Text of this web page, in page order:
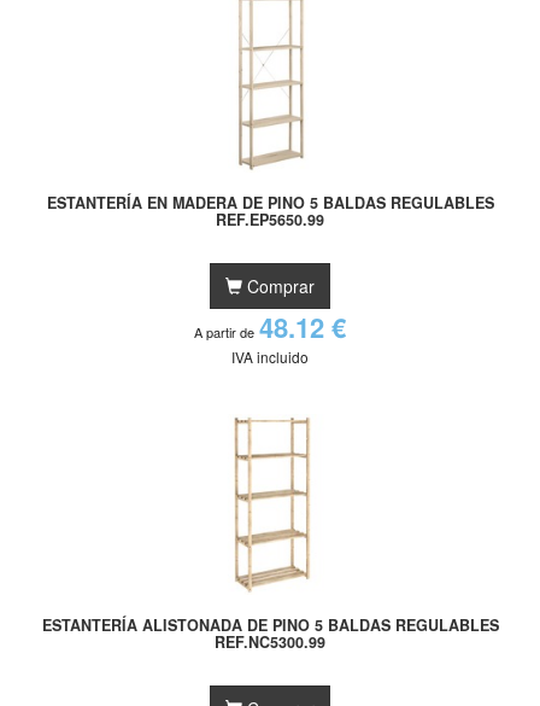
ESTANTERÍA EN MADERA DE PINO 5 BALDAS REGULABLES
REF.EP5650.99
Comprar
A partir de 48.12 €
IVA incluido
ESTANTERÍA ALISTONADA DE PINO 5 BALDAS REGULABLES
REF.NC5300.99